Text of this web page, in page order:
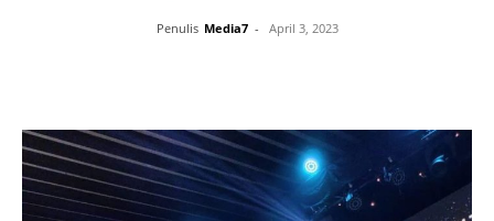
Penulis Media7 - April 3, 2023